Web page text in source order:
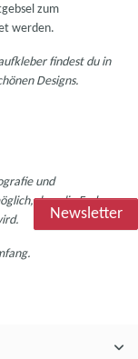
zum
werden.
findest du in
Designs.
und
dass die Farbe
Newsletter